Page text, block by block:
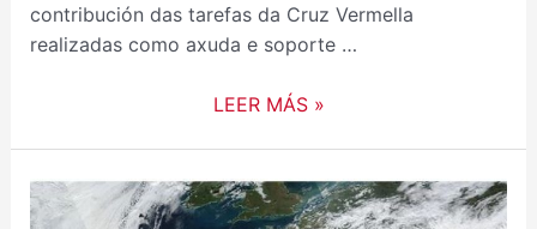
contribución das tarefas da Cruz Vermella
realizadas como axuda e soporte …
LEER MÁS »